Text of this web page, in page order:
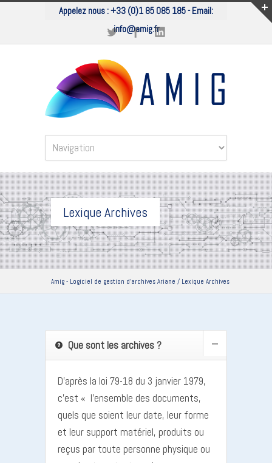
Appelez nous :+33 (0)1 85 085 185- Email:
info@amig.fr
Lexique Archives
Amig - Logiciel de gestion d'archives Ariane / Lexique Archives
Que sont les archives ?
D’après la loi 79-18 du 3 janvier 1979,
c’est « l’ensemble des documents,
quels que soient leur date, leur forme
et leur support matériel, produits ou
reçus par toute personne physique ou